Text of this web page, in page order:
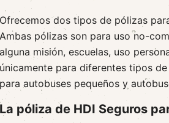
Ofrecemos dos tipos de pólizas
Ambas pólizas son para uso no-
alguna misión, escuelas, uso
únicamente para diferentes tipos
para autobuses pequeños y
La póliza de HDI Seguros